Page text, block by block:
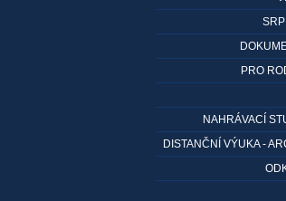
PRO
NAHRÁVACÍ
DISTANČNÍ VÝUKA -